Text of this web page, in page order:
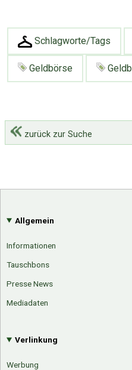
Schlagworte/Tags
Geldbörse
zurück zur Suche
Allgemein
Informationen
Tauschbons
Presse News
Mediadaten
Verlinkung
Werbung